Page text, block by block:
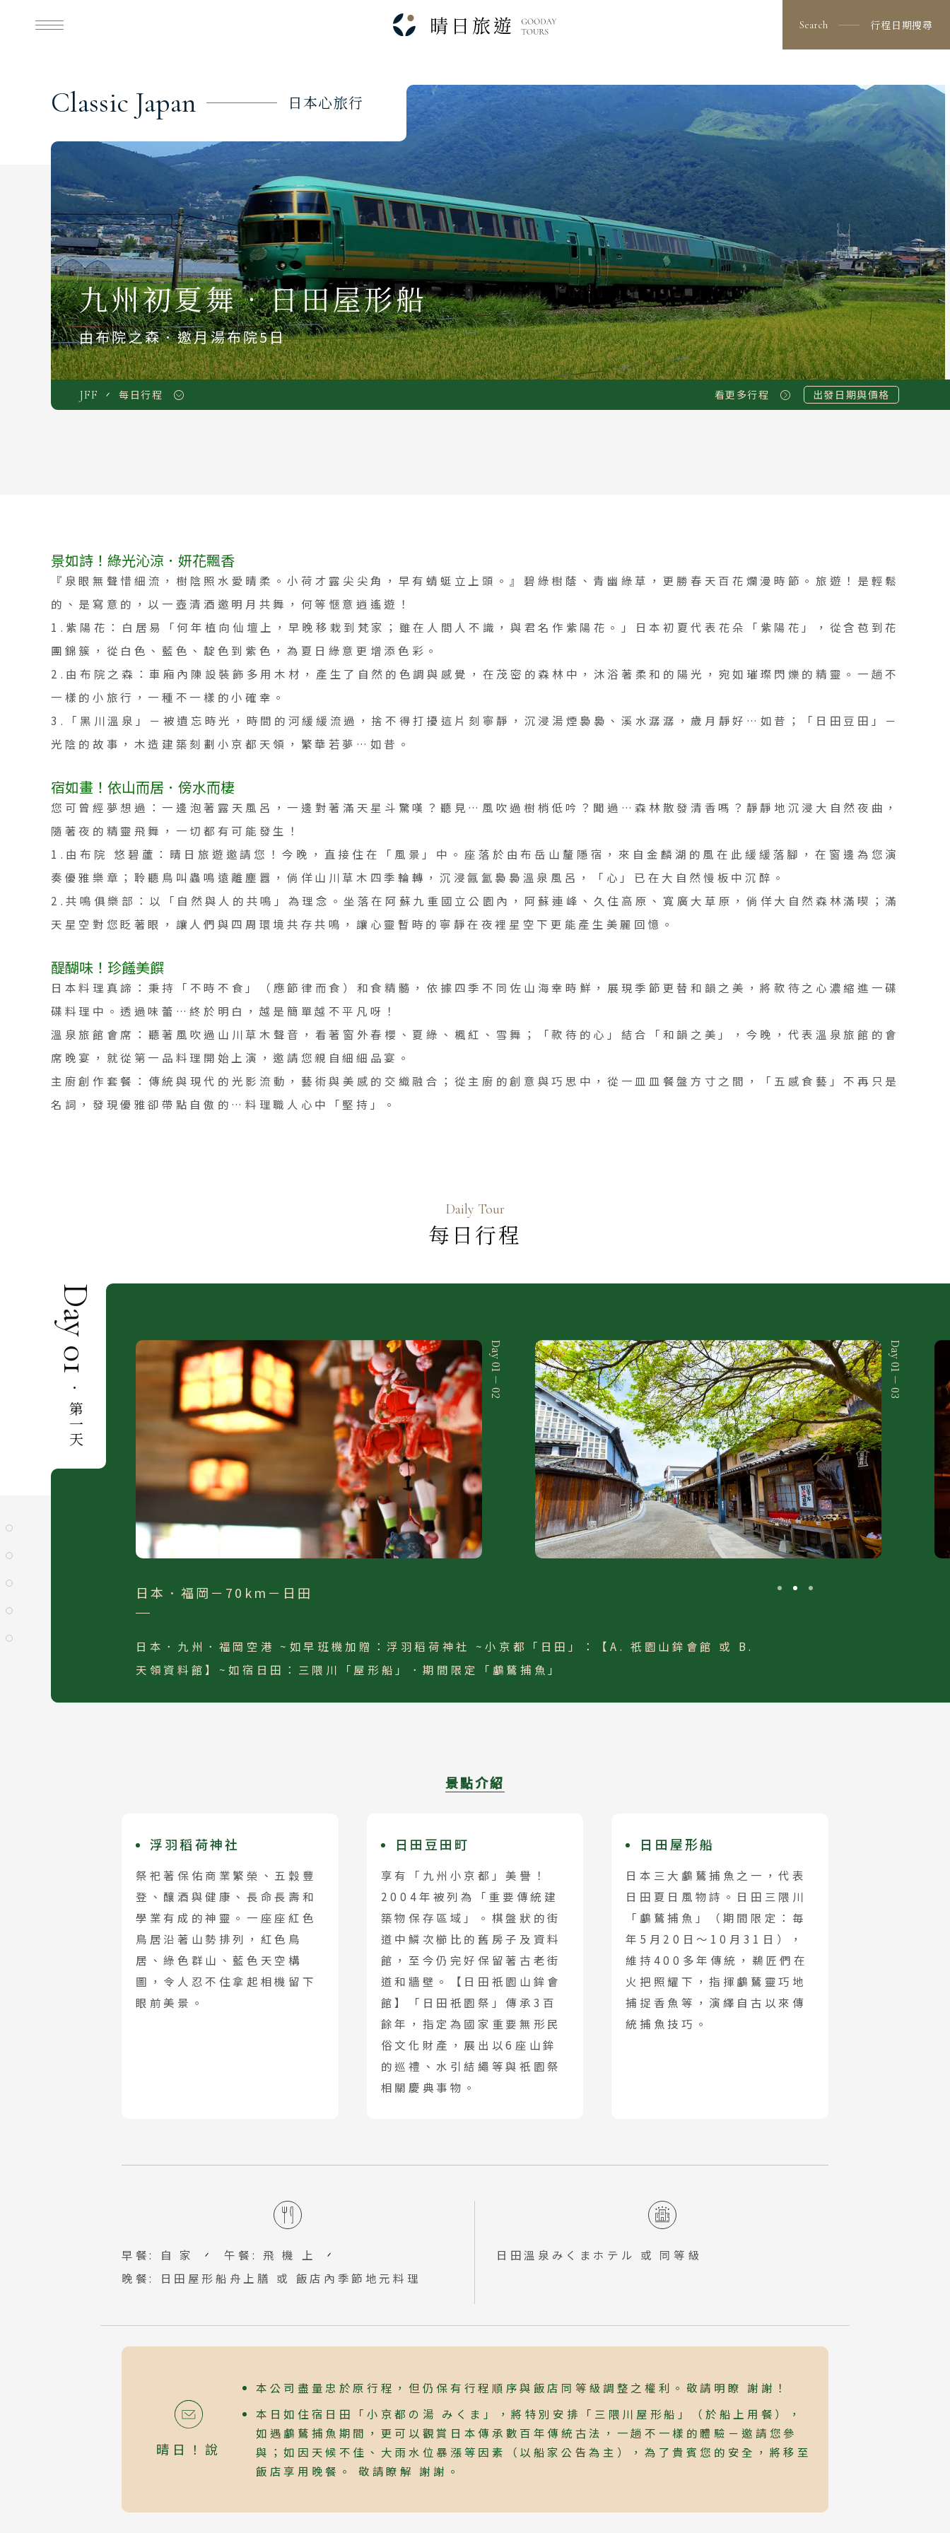
Classic Japan
日本心旅行
Japanese Vibe
日本美學旅
Luxury Rail Travel
日本鐵道旅
Search 行程日期搜尋
JFF 出發日期與價格
Classic Japan 日本心旅行
九州初夏舞．日田屋形船
由布院之森．邀月湯布院5日
JFF 每日行程 看更多行程 出發日期與價格
景如詩！綠光沁涼．妍花飄香
『泉眼無聲惜細流，樹陰照水愛晴柔。小荷才露尖尖角，早有蜻蜓立上頭。』碧綠樹蔭、青幽綠草，更勝春天百花爛漫時節。旅遊！是輕鬆
的、是寫意的，以一壺清酒邀明月共舞，何等愜意逍遙遊！
1.紫陽花：白居易「何年植向仙壇上，早晚移栽到梵家；雖在人間人不識，與君名作紫陽花。」日本初夏代表花朵「紫陽花」，從含苞到花
團錦簇，從白色、藍色、靛色到紫色，為夏日綠意更增添色彩。
2.由布院之森：車廂內陳設裝飾多用木材，產生了自然的色調與感覺，在茂密的森林中，沐浴著柔和的陽光，宛如璀璨閃爍的精靈。一趟不
一樣的小旅行，一種不一樣的小確幸。
3.「黑川溫泉」－被遺忘時光，時間的河緩緩流過，捨不得打擾這片刻寧靜，沉浸湯煙裊裊、溪水潺潺，歲月靜好…如昔；「日田豆田」－
光陰的故事，木造建築刻劃小京都天領，繁華若夢…如昔。
宿如畫！依山而居．傍水而棲
您可曾經夢想過：一邊泡著露天風呂，一邊對著滿天星斗驚嘆？聽見…風吹過樹梢低吟？聞過…森林散發清香嗎？靜靜地沉浸大自然夜曲，
隨著夜的精靈飛舞，一切都有可能發生！
1.由布院 悠碧蘆：晴日旅遊邀請您！今晚，直接住在「風景」中。座落於由布岳山釐隱宿，來自金麟湖的風在此緩緩落腳，在窗邊為您演
奏優雅樂章；聆聽鳥叫蟲鳴遠離塵囂，倘佯山川草木四季輪轉，沉浸氤氳裊裊溫泉風呂，「心」已在大自然慢板中沉醉。
2.共鳴俱樂部：以「自然與人的共鳴」為理念。坐落在阿蘇九重國立公園內，阿蘇連峰、久住高原、寬廣大草原，倘佯大自然森林滿喫；滿
天星空對您眨著眼，讓人們與四周環境共存共鳴，讓心靈暫時的寧靜在夜裡星空下更能產生美麗回憶。
醍醐味！珍饈美饌
日本料理真諦：秉持「不時不食」（應節律而食）和食精髓，依據四季不同佐山海幸時鮮，展現季節更替和韻之美，將款待之心濃縮進一碟
碟料理中。透過味蕾…終於明白，越是簡單越不平凡呀！
溫泉旅館會席：聽著風吹過山川草木聲音，看著窗外春櫻、夏綠、楓紅、雪舞；「款待的心」結合「和韻之美」，今晚，代表溫泉旅館的會
席晚宴，就從第一品料理開始上演，邀請您親自細細品宴。
主廚創作套餐：傳統與現代的光影流動，藝術與美感的交織融合；從主廚的創意與巧思中，從一皿皿餐盤方寸之間，「五感食藝」不再只是
名詞，發現優雅卻帶點自傲的…料理職人心中「堅持」。
Daily Tour
每日行程
Day 01
·
第一天
Day 01 － 02 Day 01 － 03
日本．福岡－70km－日田
日本．九州．福岡空港 ~如早班機加贈：浮羽稻荷神社 ~小京都「日田」：【A. 祇園山鉾會館 或 B.
天領資料館】~如宿日田：三隈川「屋形船」．期間限定「鸕鶿捕魚」
景點介紹
浮羽稻荷神社
祭祀著保佑商業繁榮、五穀豐
登、釀酒與健康、長命長壽和
學業有成的神靈。一座座紅色
鳥居沿著山勢排列，紅色鳥
居、綠色群山、藍色天空構
圖，令人忍不住拿起相機留下
眼前美景。
日田豆田町
享有「九州小京都」美譽！
2004年被列為「重要傳統建
築物保存區域」。棋盤狀的街
道中鱗次櫛比的舊房子及資料
館，至今仍完好保留著古老街
道和牆壁。【日田祇園山鉾會
館】「日田祇園祭」傳承3百
餘年，指定為國家重要無形民
俗文化財產，展出以6座山鉾
的巡禮、水引結繩等與祇園祭
相關慶典事物。
日田屋形船
日本三大鸕鶿捕魚之一，代表
日田夏日風物詩。日田三隈川
「鸕鶿捕魚」（期間限定：毎
年5月20日～10月31日），
維持400多年傳統，鵜匠們在
火把照耀下，指揮鸕鶿靈巧地
捕捉香魚等，演繹自古以來傳
統捕魚技巧。
早餐: 自 家
午餐: 飛 機 上
晚餐: 日田屋形船舟上膳 或 飯店內季節地元料理
日田溫泉みくまホテル 或 同等級
晴日！說
本公司盡量忠於原行程，但仍保有行程順序與飯店同等級調整之權利。敬請明瞭 謝謝！
本日如住宿日田「小京都の湯 みくま」，將特別安排「三隈川屋形船」（於船上用餐），
如遇鸕鶿捕魚期間，更可以觀賞日本傳承數百年傳統古法，一趟不一樣的體驗－邀請您參
與；如因天候不佳、大雨水位暴漲等因素（以船家公告為主），為了貴賓您的安全，將移至
飯店享用晚餐。 敬請瞭解 謝謝。
Search
行程日期搜尋
至
國家 / 地區
日本
泰國
清邁 清萊
曼谷 芭達雅 華欣
北越 河內 下龍灣
中越 峴港 會安 順化
南越 胡志明 富國島 芽莊
韓國
首爾 釜山 濟州
馬來西亞 新加坡
吉隆坡 麻六甲
主題旅遊
日本賞楓旅遊
點燈．白川鄉